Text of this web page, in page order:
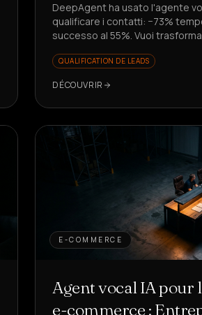
DeepAgent ha usato l'agente
qualificare i contatti: −73%
successo al 55%. Vuoi
QUALIFICATION DE LEADS
DÉCOUVRIR
E-COMMERCE
Agent vocal IA pour
e-commerce :